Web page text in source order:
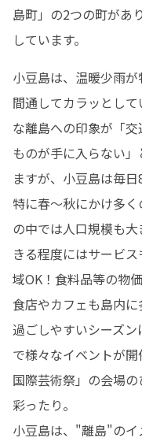
島町」の2つの町があ
しています。
小豆島は、温暖少雨
間通してカラッとし
な離島への印象が「
ものが手に入らない
ますが、小豆島は毎
特に春～秋にかけ多
の中では人口規模も
きる程度にはサービ
域OK！食料品等の物
食店やカフェも島内
過ごしやすいシーズ
で様々なイベントが
国際芸術祭」の会場
彩ったり。
小豆島は、"離島"のイ